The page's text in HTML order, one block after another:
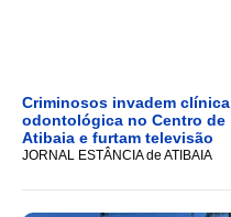
Criminosos invadem clínica
odontológica no Centro de
Atibaia e furtam televisão
JORNAL ESTÂNCIA de ATIBAIA